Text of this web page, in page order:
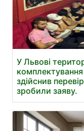
У Львові
комплектування
здійснив
зробили заяву.